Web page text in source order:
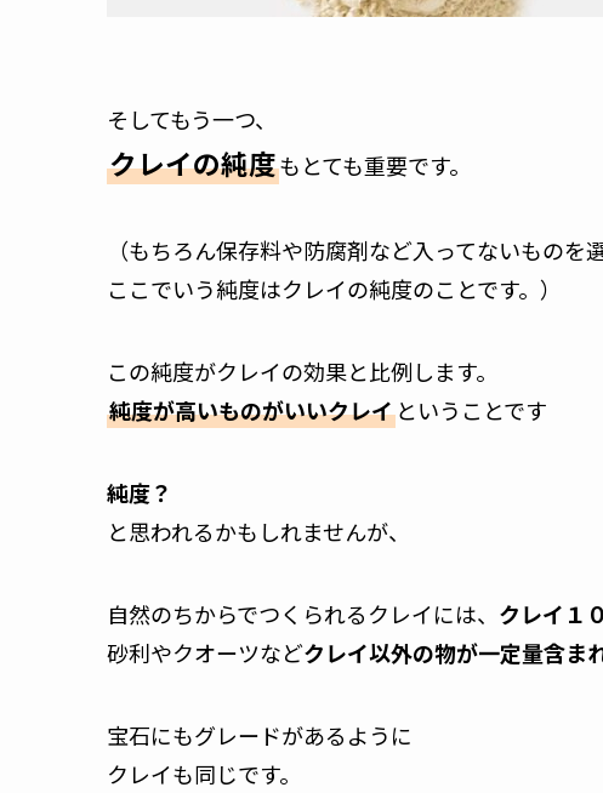
そしてもう一つ、
クレイの純度もとても重要です。
（もちろん保存料や防腐剤など入ってないものを
ここでいう純度はクレイの純度のことです。）
この純度がクレイの効果と比例します。
純度が高いものがいいクレイということです
純度？
と思われるかもしれませんが、
自然のちからでつくられるクレイには、 クレイ１
砂利やクオーツなどクレイ以外の物が一定量含まれ
宝石にもグレードがあるように
クレイも同じです。